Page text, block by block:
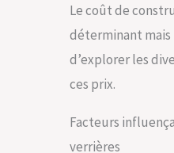
Le coût de
déterminant mais
d’explorer les
ces prix.
Facteurs
verrières